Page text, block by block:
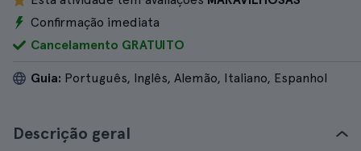
Confirmação imediata
Cancelamento GRATUITO
Guia: Português, Inglês, Alemão, Italiano, Espanhol
Descrição geral